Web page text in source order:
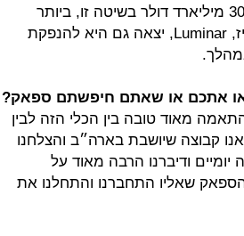
בארה"ב. ב-2020 גייסו חברות טכנולוגיה מעל 30 מיליארד דולר בשיטה זו, ביותר
מ-70 הנפקות. המתחרה הקליפורנית של אינוויז, Luminar, יצאה גם היא להנפקת
אתכם או שאתם חיפשתם ספאק?
מאוד טובה בין הכלי הזה לבין
קבוצה שיושבת בארה״ב והצלחנו
ודיברנו הרבה מאוד על
שאליו התחברנו והתחלנו את